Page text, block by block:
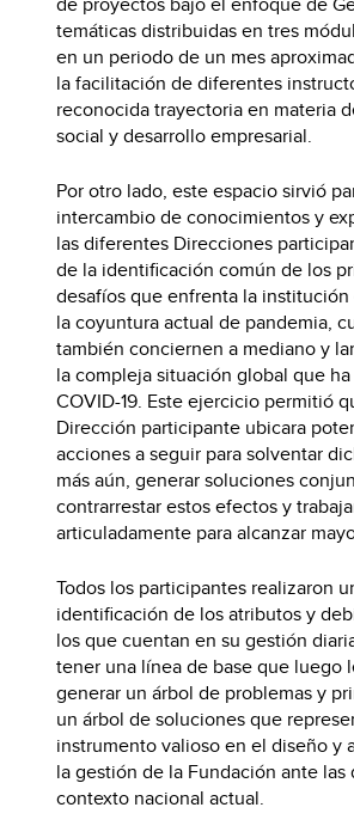
temáticas distribuidas en tres
en un periodo de un mes
la facilitación de diferentes
reconocida trayectoria en materia
social y desarrollo empresarial.
Por otro lado, este espacio sirvió
intercambio de conocimientos y
las diferentes Direcciones
de la identificación común de los
desafíos que enfrenta la
la coyuntura actual de pandemia,
también conciernen a mediano y
la compleja situación global que
COVID-19. Este ejercicio permitió
Dirección participante ubicara
acciones a seguir para solventar
más aún, generar soluciones
contrarrestar estos efectos y
articuladamente para alcanzar
Todos los participantes realizaron
identificación de los atributos y
los que cuentan en su gestión
tener una línea de base que luego
generar un árbol de problemas y
un árbol de soluciones que
instrumento valioso en el diseño y
la gestión de la Fundación ante las
contexto nacional actual.